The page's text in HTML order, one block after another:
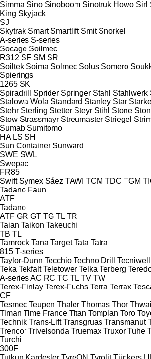
Simma Sino Sinoboom Sinotruk Howo Sirl
King Skyjack
SJ
Skytrak Smart Smartlift Smit Snorkel
A-series S-series
Socage Soilmec
R312 SF SM SR
Soiltek Soima Solmec Solus Somero
Spierings
1265 SK
Spiradrill
Sprider Springer Stahl Stahlwerk
Stalowa Wola Standard Stanley Star
Stehr Sterling Stetter Steyr Stihl Stone
Stow Strassmayr Streumaster Striegel
Sumab Sumitomo
HA LS SH
Sun Container Sunward
SWE SWL
Swepac
FR85
Swift Symex Sáez TAWI TCM TDC TGM
Tadano Faun
ATF
Tadano
ATF GR GT TG TL TR
Taian Taikon Takeuchi
TB TL
Tamrock Tana Target Tata Tatra
815 T-series
Taylor-Dunn Tecchio Techno Drill Tecniwell
Teka Tekfalt Teletower Telka Terberg
A-seriesAC RC TC TL TV TW
Terex-Finlay Terex-Fuchs Terra Terrax
CF
Tesmec Teupen Thaler Thomas Thor
Timan Time France Titan Tomplan Toro
Technik Trans-Lift Transgruas Transmanut
Trencor Trivelsonda Truemax Truxor Tuhe
Turchi
300F
Tutkun Kardeşler TyreON Tyrolit Tünkers